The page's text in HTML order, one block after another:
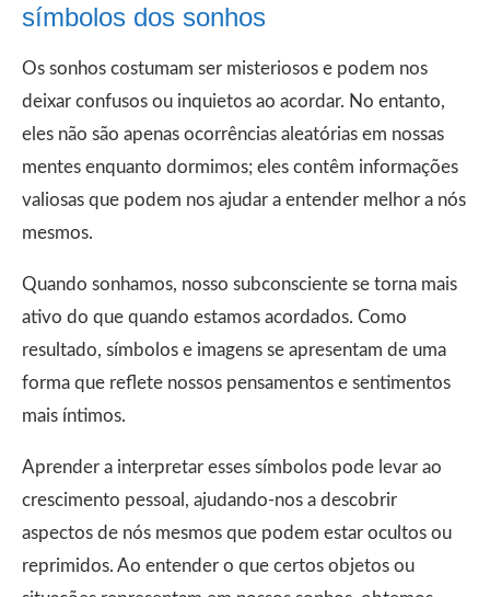
símbolos dos sonhos
Os sonhos costumam ser misteriosos e podem nos
deixar confusos ou inquietos ao acordar. No entanto,
eles não são apenas ocorrências aleatórias em nossas
mentes enquanto dormimos; eles contêm informações
valiosas que podem nos ajudar a entender melhor a nós
mesmos.
Quando sonhamos, nosso subconsciente se torna mais
ativo do que quando estamos acordados. Como
resultado, símbolos e imagens se apresentam de uma
forma que reflete nossos pensamentos e sentimentos
mais íntimos.
Aprender a interpretar esses símbolos pode levar ao
crescimento pessoal, ajudando-nos a descobrir
aspectos de nós mesmos que podem estar ocultos ou
reprimidos. Ao entender o que certos objetos ou